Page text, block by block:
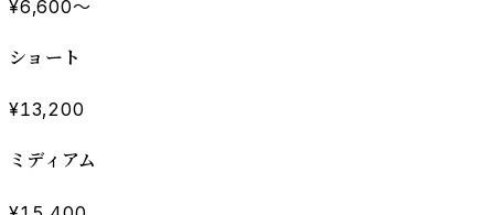
¥6,600〜
ショート
¥13,200
ミディアム